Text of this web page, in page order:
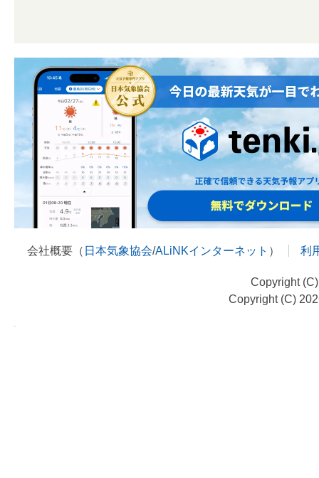
会社概要（ 日本気象協会/ALiNKインターネット ） 利
Copyright
Copyright (C)